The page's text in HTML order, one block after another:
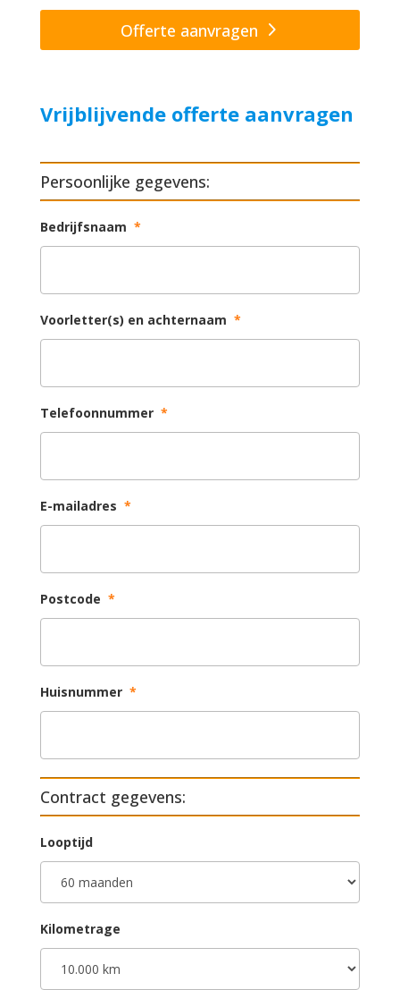
Offerte aanvragen
Vrijblijvende offerte aanvragen
Persoonlijke gegevens:
Bedrijfsnaam *
Voorletter(s) en achternaam *
Telefoonnummer *
E-mailadres *
Postcode *
Huisnummer *
Contract gegevens:
Looptijd
Kilometrage